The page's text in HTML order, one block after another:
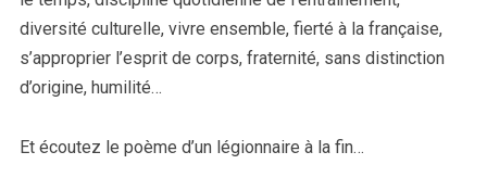
diversité culturelle, vivre ensemble, fierté à la française,
s’approprier l’esprit de corps, fraternité, sans distinction
d’origine, humilité…
Et écoutez le poème d’un légionnaire à la fin…